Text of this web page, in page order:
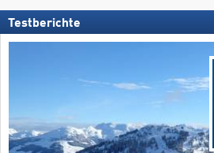
Testberichte